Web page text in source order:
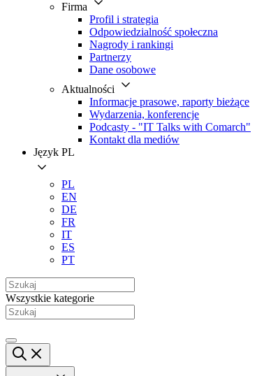
Firma
Profil i strategia
Odpowiedzialność społeczna
Nagrody i rankingi
Partnerzy
Dane osobowe
Aktualności
Informacje prasowe, raporty bieżące
Wydarzenia, konferencje
Podcasty - "IT Talks with Comarch"
Kontakt dla mediów
Język PL
PL
EN
DE
FR
IT
ES
PT
Wszystkie kategorie